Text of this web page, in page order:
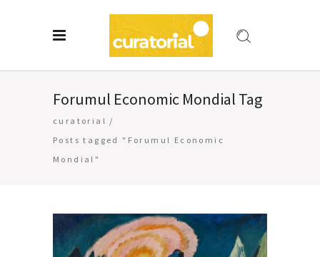
Forumul Economic Mondial Tag
curatorial /
Posts tagged "Forumul Economic
Mondial"